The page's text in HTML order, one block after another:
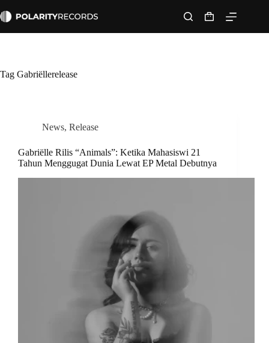
to
Shopping
cart
Tag Gabriëllerelease
News, Release
Gabriëlle Rilis “Animals”: Ketika Mahasiswi 21
Tahun Menggugat Dunia Lewat EP Metal Debutnya